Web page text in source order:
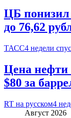
ЦБ понизил
до 76,62
ТАСС4 недели
Цена нефти
$80 за
RT на русском4
Август 2026